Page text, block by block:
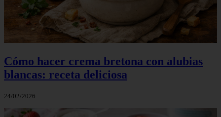
Cómo hacer crema bretona con alubias
blancas: receta deliciosa
24/02/2026